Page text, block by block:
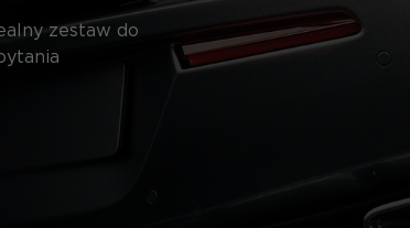
zestaw do